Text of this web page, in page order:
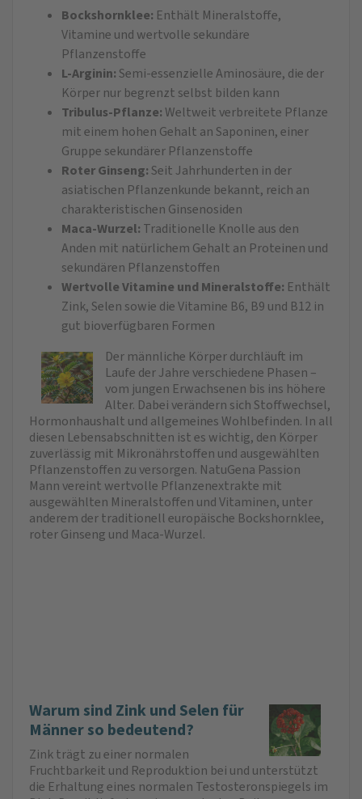
Bockshornklee: Enthält Mineralstoffe,
Vitamine und wertvolle sekundäre
Pflanzenstoffe
L-Arginin:Semi-essenzielle Aminosäure, die der
Körper nur begrenzt selbst bilden kann
Tribulus-Pflanze:Weltweit verbreitete Pflanze
mit einem hohen Gehalt an Saponinen, einer
Gruppe sekundärer Pflanzenstoffe
Roter Ginseng:Seit Jahrhunderten in der
asiatischen Pflanzenkunde bekannt, reich an
charakteristischen Ginsenosiden
Maca-Wurzel: Traditionelle Knolle aus den
Anden mit natürlichem Gehalt an Proteinen und
sekundären Pflanzenstoffen
Wertvolle Vitamine und Mineralstoffe: Enthält
Zink, Selen sowie die Vitamine B6, B9 und B12 in
gut bioverfügbaren Formen
Der männliche Körper durchläuft im
Laufe der Jahre verschiedene Phasen –
vom jungen Erwachsenen bis ins höhere
Alter. Dabei verändern sich Stoffwechsel,
Hormonhaushalt und allgemeines Wohlbefinden. In all
diesen Lebensabschnitten ist es wichtig, den Körper
zuverlässig mit Mikronährstoffen und ausgewählten
Pflanzenstoffen zu versorgen. NatuGena Passion
Mann vereint wertvolle Pflanzenextrakte mit
ausgewählten Mineralstoffen und Vitaminen, unter
anderem der traditionell europäische Bockshornklee,
roter Ginseng und Maca-Wurzel.
Warum sind Zink und Selen für
Männer so bedeutend?
Zink trägt zu einer normalen
Fruchtbarkeit und Reproduktion bei und unterstützt
die Erhaltung eines normalen Testosteronspiegels im